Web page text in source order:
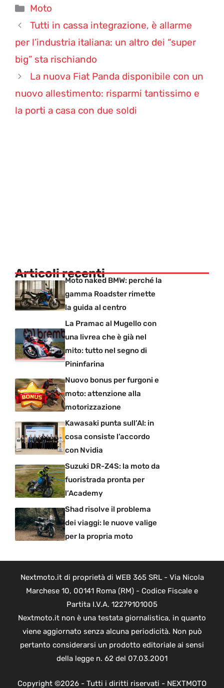
Categorie
Moto
Tutti in cassa integrazione, è allarme
per l’industria italiana: un altro dei “super
big” sta rischiando
La nuova Fiat Panda disponibile con un
nuovo allestimento: risparmi tantissimo e
la porti a casa con due soldi
Articoli recentiMoto naked BMW: perché la
gamma Roadster rimette
la guida al centro
La Pramac al Mugello con
una livrea che è già nel
mito: tutto nel segno di
Pininfarina
Nuovo bonus per furgoni e
moto: attenzione alla
motorizzazione
Kawasaki punta sull’AI: in
cosa consiste l’accordo
con Nvidia
Suzuki DR-Z4S: la moto da
fuoristrada pronta per
l’Academy
Shad risolve il problema
dei viaggi: le nuove valige
per la propria moto
Nextmoto.it di proprietà di WEB 365 SRL - Via Nicola
Marchese 10, 00141 Roma (RM) - Codice Fiscale e
Partita I.V.A. 12279101005
Nextmoto.it non è una testata giornalistica, in quanto
viene aggiornato senza alcuna periodicità. Non può
pertanto considerarsi un prodotto editoriale ai sensi
della legge n. 62 del 07.03.2001
Copyright ©2026 - Tutti i diritti riservati - NEXTMOTO